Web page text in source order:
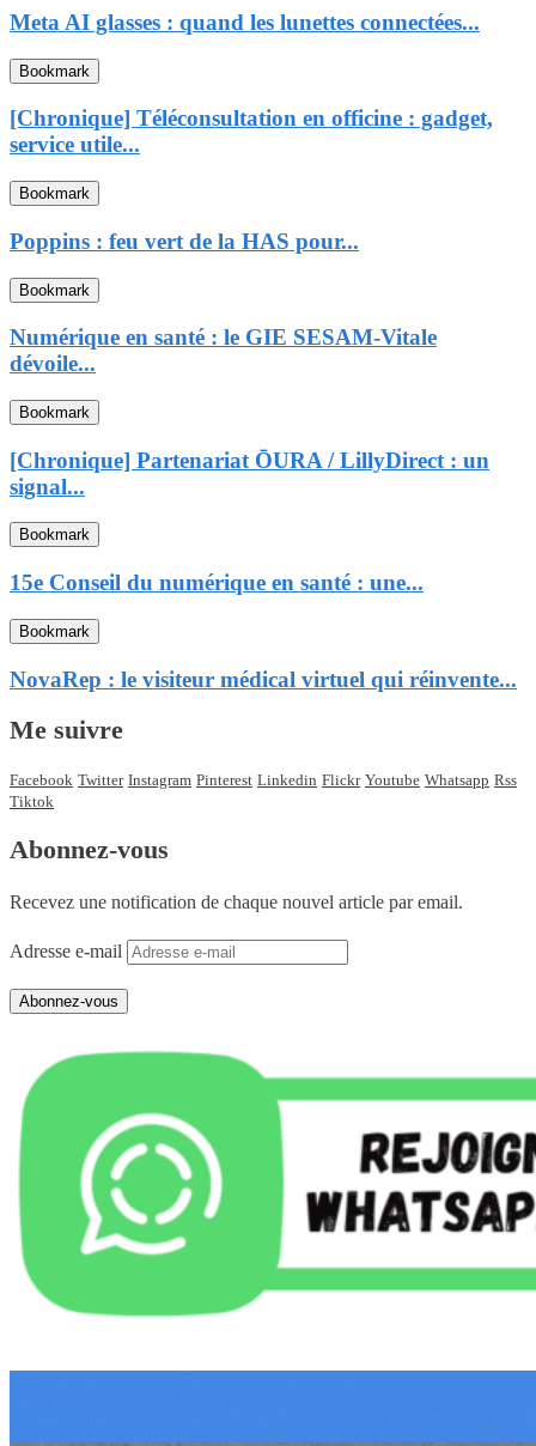
Meta AI glasses : quand les lunettes connectées...
Bookmark
[Chronique] Téléconsultation en officine : gadget,
service utile...
Bookmark
Poppins : feu vert de la HAS pour...
Bookmark
Numérique en santé : le GIE SESAM-Vitale
dévoile...
Bookmark
[Chronique] Partenariat ŌURA / LillyDirect : un
signal...
Bookmark
15e Conseil du numérique en santé : une...
Bookmark
NovaRep : le visiteur médical virtuel qui réinvente...
Me suivre
Facebook Twitter Instagram Pinterest Linkedin Flickr Youtube Whatsapp Rss
Tiktok
Abonnez-vous
Recevez une notification de chaque nouvel article par email.
Adresse e-mail
Abonnez-vous